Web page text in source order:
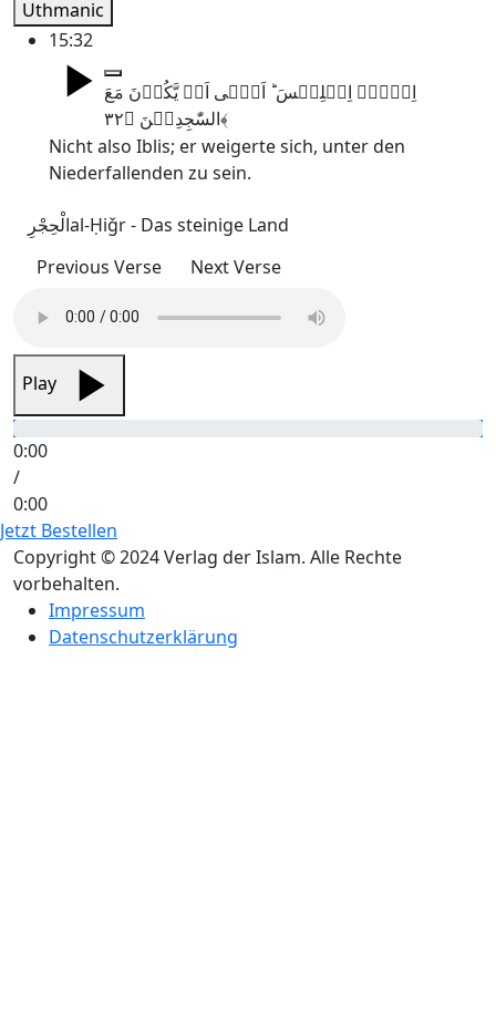
Uthmanic
15:32
اِلَّاۤ اِبۡلِیۡسَ ؕ اَبٰۤی اَنۡ یَّکُوۡنَ مَعَ
السّٰجِدِیۡنَ ﴿۳۲﴾
Nicht also Iblis; er weigerte sich, unter den
Niederfallenden zu sein.
الْحِجْرِal-Ḥiǧr - Das steinige Land
Previous Verse
Next Verse
Play
0:00
/
0:00
Jetzt Bestellen
Copyright © 2024 Verlag der Islam. Alle Rechte
vorbehalten.
Impressum
Datenschutzerklärung